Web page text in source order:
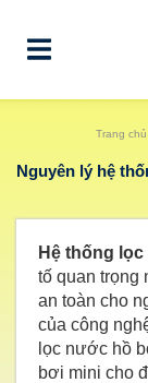
Trang chủ
Nguyên lý hệ
Hệ thống
tố quan trọng
an toàn cho
của công
lọc nước hồ
bơi mini cho